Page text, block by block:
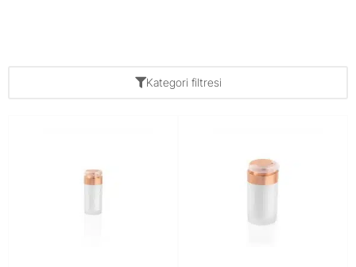
Kategori filtresi